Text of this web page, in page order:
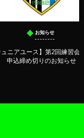
お知らせ
ュニアユース】第2回練習会
申込締め切りのお知らせ